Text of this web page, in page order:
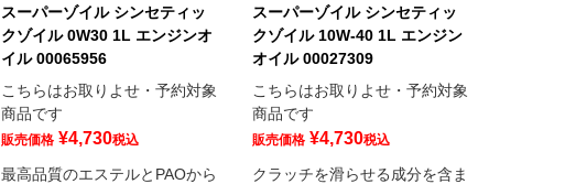
スーパーゾイル シンセティッ
クゾイル 0W30 1L エンジンオ
イル 00065956
こちらはお取りよせ・予約対象
商品です
販売価格 ¥4,730税込
最高品質のエステルとPAOから
スーパーゾイル シンセティッ
クゾイル 10W-40 1L エンジン
オイル 00027309
こちらはお取りよせ・予約対象
商品です
販売価格 ¥4,730税込
クラッチを滑らせる成分を含ま